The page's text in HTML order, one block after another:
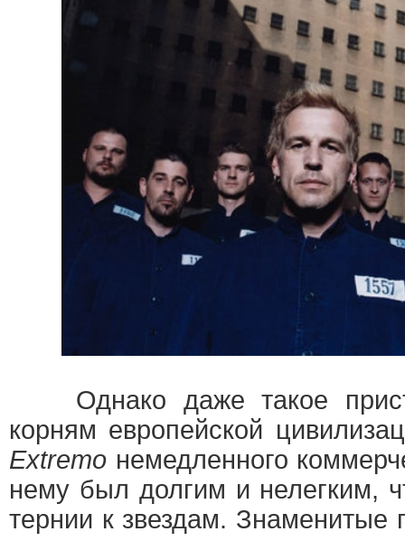
Однако даже такое
корням европейской
Extremo немедленного
нему был долгим и нелегким,
тернии к звездам. Знаменитые